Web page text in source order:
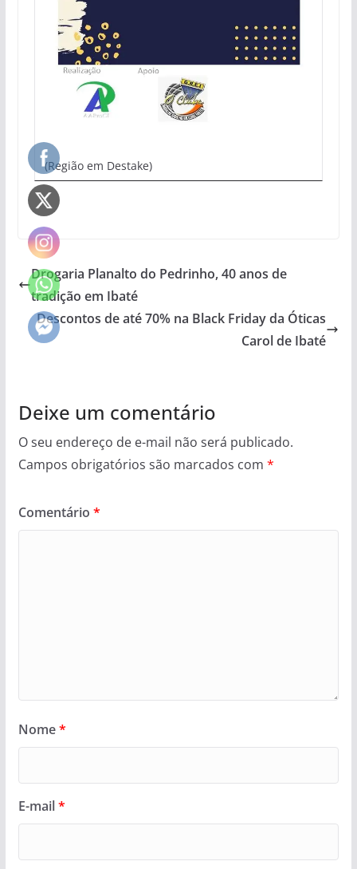
(Região em Destake)
Drogaria Planalto do Pedrinho, 40 anos de
tradição em Ibaté
Descontos de até 70% na Black Friday da Óticas
Carol de Ibaté
Deixe um comentário
O seu endereço de e-mail não será publicado.
Campos obrigatórios são marcados com *
Comentário *
Nome*
E-mail*